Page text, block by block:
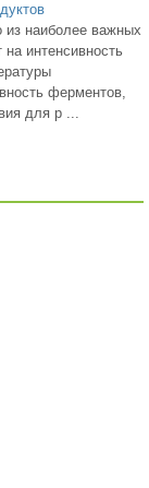
наиболее важных
интенсивность
ферментов,
для р ...